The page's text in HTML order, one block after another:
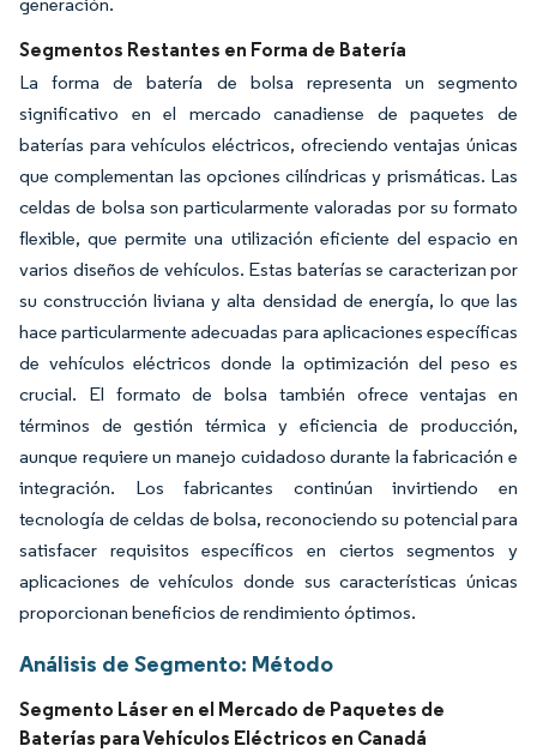
Segmentos Restantes en Forma de Batería
La forma de batería de bolsa representa un segmento
significativo en el mercado canadiense de paquetes de
baterías para vehículos eléctricos, ofreciendo ventajas únicas
que complementan las opciones cilíndricas y prismáticas. Las
celdas de bolsa son particularmente valoradas por su formato
flexible, que permite una utilización eficiente del espacio en
varios diseños de vehículos. Estas baterías se caracterizan por
su construcción liviana y alta densidad de energía, lo que las
hace particularmente adecuadas para aplicaciones específicas
de vehículos eléctricos donde la optimización del peso es
crucial. El formato de bolsa también ofrece ventajas en
términos de gestión térmica y eficiencia de producción,
aunque requiere un manejo cuidadoso durante la fabricación e
integración. Los fabricantes continúan invirtiendo en
tecnología de celdas de bolsa, reconociendo su potencial para
satisfacer requisitos específicos en ciertos segmentos y
aplicaciones de vehículos donde sus características únicas
proporcionan beneficios de rendimiento óptimos.
Análisis de Segmento: Método
Segmento Láser en el Mercado de Paquetes de
Baterías para Vehículos Eléctricos en Canadá